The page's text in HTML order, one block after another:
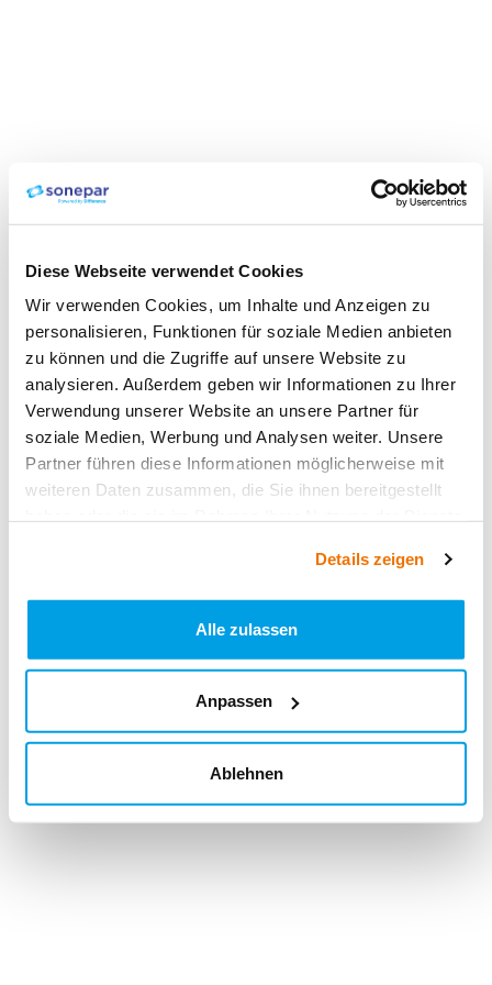
Diese Webseite verwendet Cookies
Wir verwenden Cookies, um Inhalte und Anzeigen zu
personalisieren, Funktionen für soziale Medien anbieten
zu können und die Zugriffe auf unsere Website zu
analysieren. Außerdem geben wir Informationen zu Ihrer
Verwendung unserer Website an unsere Partner für
soziale Medien, Werbung und Analysen weiter. Unsere
Partner führen diese Informationen möglicherweise mit
weiteren Daten zusammen, die Sie ihnen bereitgestellt
Details zeigen
Alle zulassen
Anpassen
Ablehnen